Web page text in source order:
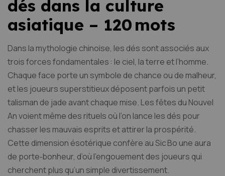
dés dans la culture
asiatique – 120 mots
Dans la mythologie chinoise, les dés sont associés aux
trois forces fondamentales : le ciel, la terre et l’homme.
Chaque face porte un symbole de chance ou de malheur,
et les joueurs superstitieux déposent parfois un petit
talisman de jade avant chaque mise. Les fêtes du Nouvel
An voient même des rituels où l’on lance les dés pour
chasser les mauvais esprits et attirer la prospérité.
Cette dimension ésotérique confère au Sic Bo une aura
de porte‑bonheur, d’où l’engouement des joueurs qui
cherchent plus qu’un simple divertissement.